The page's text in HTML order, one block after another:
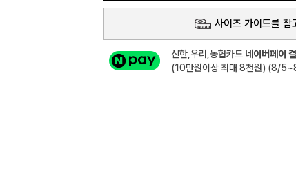
사이즈 가이드를 참
신한,우리,농협카드 네이버페이
(10만원이상 최대 8천원) (8/